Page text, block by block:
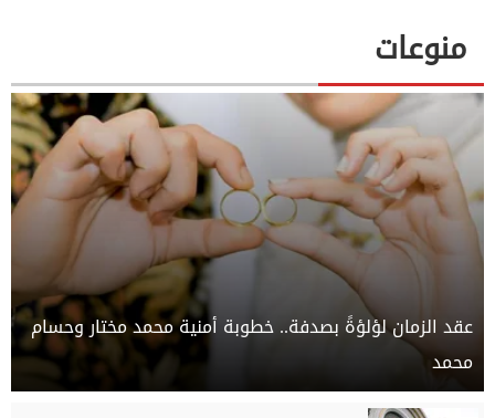
منوعات
عقد الزمان لؤلؤةً بصدفة.. خطوبة أمنية محمد مختار وحسام
محمد